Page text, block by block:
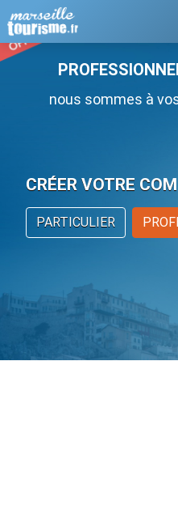
nous sommes à
CRÉER VOTRE
PARTICULIER